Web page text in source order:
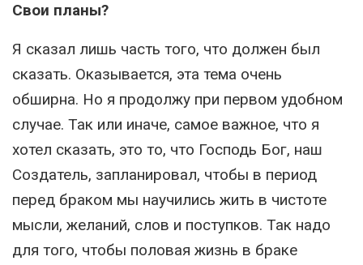
Свои планы?
Я сказал лишь часть того, что должен был
сказать. Оказывается, эта тема очень
обширна. Но я продолжу при первом удобном
случае. Так или иначе, самое важное, что я
хотел сказать, это то, что Господь Бог, наш
Создатель, запланировал, чтобы в период
перед браком мы научились жить в чистоте
мысли, желаний, слов и поступков. Так надо
для того, чтобы половая жизнь в браке